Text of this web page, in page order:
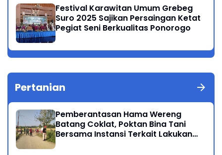
Festival Karawitan Umum Grebeg
Suro 2025 Sajikan Persaingan Ketat
Pegiat Seni Berkualitas Ponorogo
Pertanian
Pemberantasan Hama Wereng
Batang Coklat, Poktan Bina Tani
Bersama Instansi Terkait Lakukan